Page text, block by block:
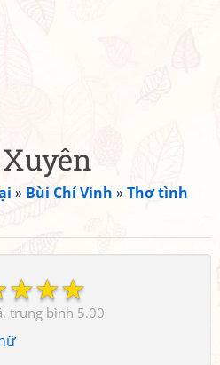
» Bùi Chí Vinh »Thơ tình
☆
☆
☆
5.00